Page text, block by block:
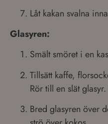
Låt kakan svalna
Glasyren:
Smält smöret i en
Tillsätt kaffe,
Rör till en slät glasyr.
Bred glasyren över